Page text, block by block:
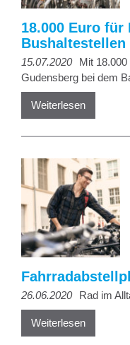
18.000 Euro für
Bushaltestellen
15.07.2020
Mit
Gudensberg bei dem
Weiterlesen
26.06.2020 Rad im
Weiterlesen